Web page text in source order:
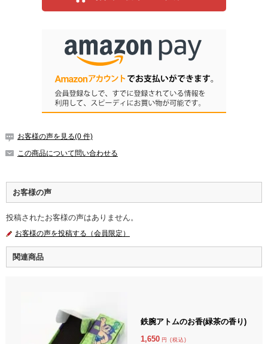
お客様の声を見る(0 件)
この商品について問い合わせる
お客様の声
投稿されたお客様の声はありません。
お客様の声を投稿する（会員限定）
関連商品
鉄腕アトムのお香(緑茶の香り)
1,650 円 (税込)